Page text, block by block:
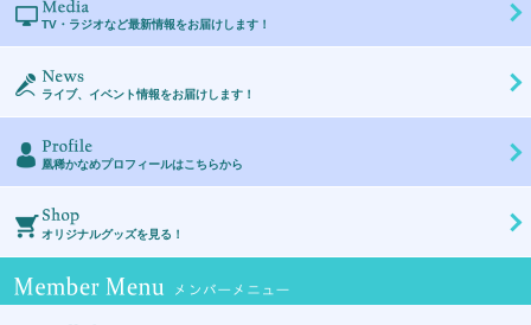
Media
TV・ラジオなど最新情報をお届けします！
News
ライブ、イベント情報をお届けします！
Profile
凰稀かなめプロフィールはこちらから
Shop
オリジナルグッズを見る！